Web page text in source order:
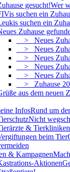
gesucht!Wer
suchen ein
suchen ein
Zuhause
> Neues
> Neues
> Neues
> Neues
> Neues
> Zuhause
aus dem neuen
InfosRund um
Nicht
& Tierkliniken
beim Tier
& Kampagnen
Aktionen